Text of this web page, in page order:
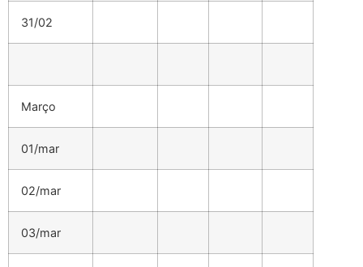
31/02
Março
01/mar
02/mar
03/mar